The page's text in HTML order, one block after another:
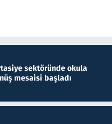
sektöründe okula
mesaisi başladı